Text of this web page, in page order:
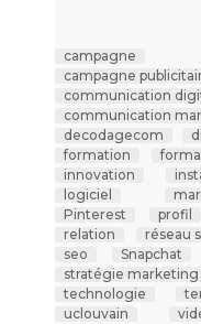
campagne
campagne
communication
communication
decodagecom
formation
innovation
logiciel
Pinterest
profil
relation
réseau
seo
Snapchat
stratégie marketing
technologie
uclouvain